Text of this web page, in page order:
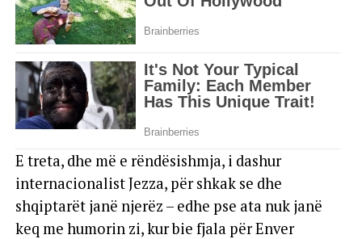
E treta, dhe më e rëndësishmja, i dashur
internacionalist Jezza, për shkak se dhe
shqiptarët janë njerëz – edhe pse ata nuk janë
keq me humorin zi, kur bie fjala për Enver